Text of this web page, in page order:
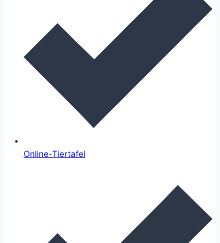
Online-Tiertafel